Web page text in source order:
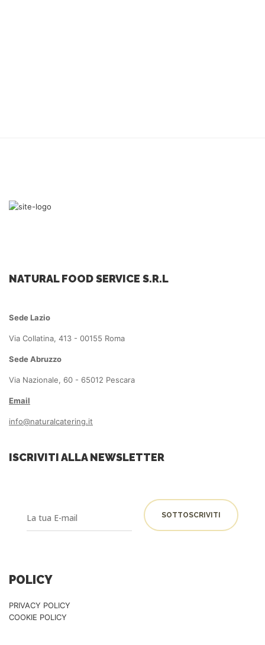
NATURAL FOOD SERVICE S.R.L
Sede Lazio
Via Collatina, 413 - 00155 Roma
Sede Abruzzo
Via Nazionale, 60 - 65012 Pescara
Email
info@naturalcatering.it
ISCRIVITI ALLA NEWSLETTER
POLICY
PRIVACY POLICY
COOKIE POLICY